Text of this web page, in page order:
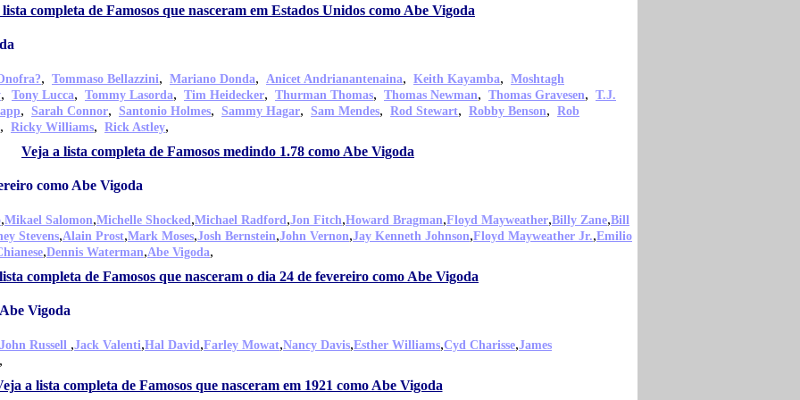
completa de Famosos que nasceram em Estados Unidos como Abe Vigoda
, Tommaso Bellazzini, Mariano Donda, Anicet Andrianantenaina, Keith Kayamba, Moshtagh
, Tony Lucca, Tommy Lasorda, Tim Heidecker, Thurman Thomas, Thomas Newman, Thomas Gravesen, T.J.
, Sarah Connor, Santonio Holmes, Sammy Hagar, Sam Mendes, Rod Stewart, Robby Benson, Rob
, Ricky Williams, Rick Astley,
Veja a lista completa de Famosos medindo 1.78 como Abe Vigoda
como Abe Vigoda
,Mikael Salomon,Michelle Shocked,Michael Radford,Jon Fitch,Howard Bragman,Floyd Mayweather,Billy Zane,Bill
Stevens,Alain Prost,Mark Moses,Josh Bernstein,John Vernon,Jay Kenneth Johnson,Floyd Mayweather Jr.,Emilio
,Dennis Waterman,Abe Vigoda,
completa de Famosos que nasceram o dia 24 de fevereiro como Abe Vigoda
Vigoda
John Russell ,Jack Valenti,Hal David,Farley Mowat,Nancy Davis,Esther Williams,Cyd Charisse,James
,
a lista completa de Famosos que nasceram em 1921 como Abe Vigoda